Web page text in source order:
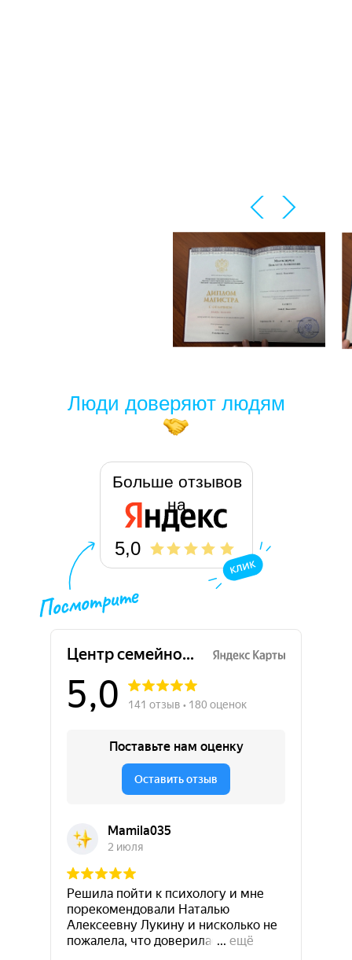
Люди доверяют людям
5,0
Больше отзывов
на